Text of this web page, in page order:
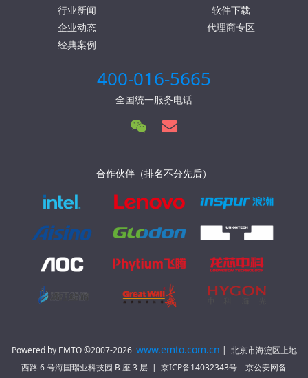
软件下载
代理商专区
行业新闻
企业动态
经典案例
400-016-5665
全国统一服务电话
合作伙伴（排名不分先后）
Powered by EMTO ©2007-2026 www.emto.com.cn | 北京市海淀区上地
西路 6 号海国瑞业科技园 B 座 3 层 | 京ICP备14032343号 京公安网备